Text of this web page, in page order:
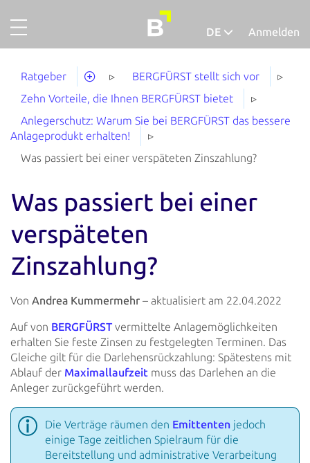
Finanzieren
Über uns
Unternehmensaccount
Abgeschlossene Projekte
Ausfallquote
DE Anmelden
Ratgeber
BERGFÜRST stellt sich vor
Zehn Vorteile, die Ihnen BERGFÜRST bietet
Anlegerschutz: Warum Sie bei BERGFÜRST das bessere
Anlageprodukt erhalten!
Was passiert bei einer verspäteten Zinszahlung?
Was passiert bei einer
verspäteten
Zinszahlung?
Von Andrea Kummermehr – aktualisiert am 22.04.2022
Auf von BERGFÜRST vermittelte Anlagemöglichkeiten
erhalten Sie feste Zinsen zu festgelegten Terminen. Das
Gleiche gilt für die Darlehensrückzahlung: Spätestens mit
Ablauf der Maximallaufzeit muss das Darlehen an die
Anleger zurückgeführt werden.
Die Verträge räumen den Emittenten jedoch
einige Tage zeitlichen Spielraum für die
Bereitstellung und administrative Verarbeitung